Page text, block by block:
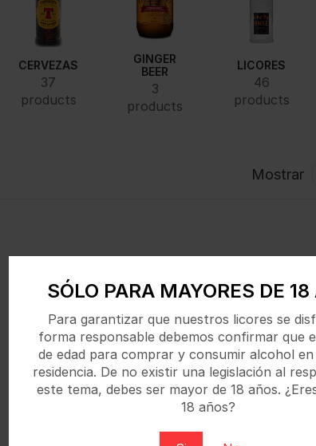
SÓLO PARA MAYORES DE
Para garantizar que nuestros licores se
forma responsable debemos confirmar que
de edad para comprar y consumir alcohol
residencia. De no existir una legislación al
este tema, debes ser mayor de 18 años.
18 años?
CERVEZAS
37
products
GINGER
BEER
3
products
LICORES
46
products
Mostrar